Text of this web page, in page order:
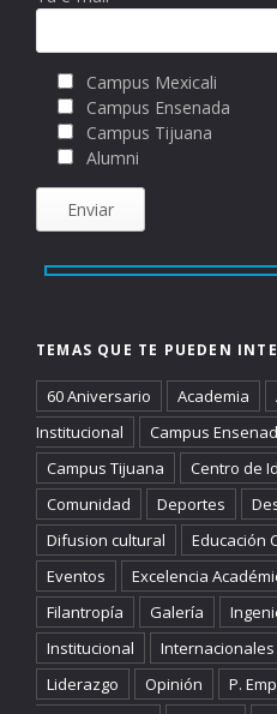
Campus Mexicali
Campus Ensenada
Campus Tijuana
Alumni
TEMAS QUE TE PUEDEN
60 Aniversario Academia
Institucional
Campus
Campus Tijuana
Centro de
Comunidad
Deportes
Difusion cultural
Educación
Eventos
Excelencia
Filantropía
Galería
Institucional
Internacionales
Liderazgo
Opinión P.